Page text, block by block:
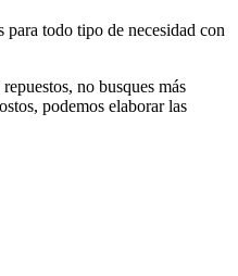
para todo tipo de necesidad con
no busques más
podemos elaborar las